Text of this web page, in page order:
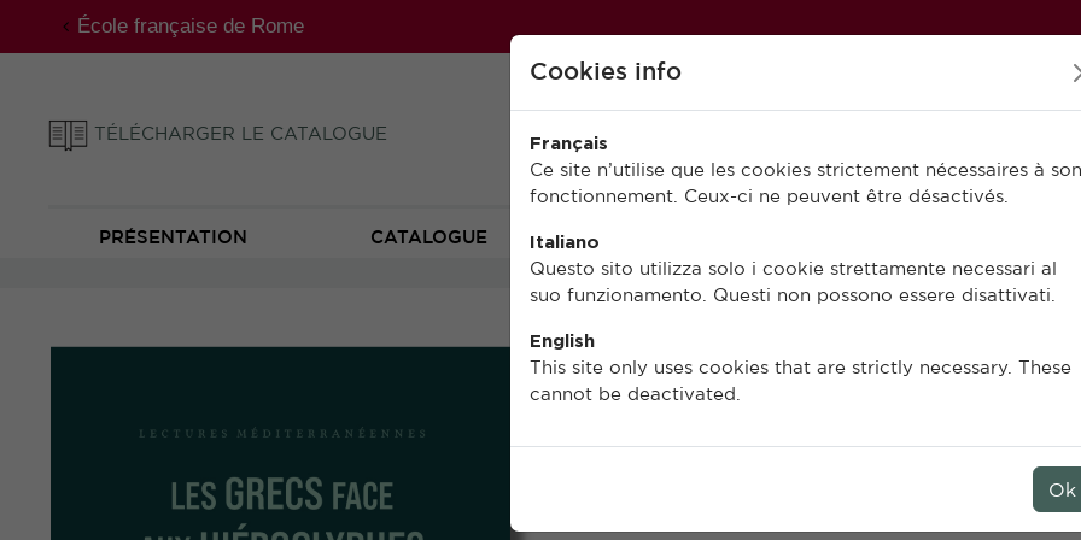
École française de Rome
TÉLÉCHARGER LE CATALOGUE
PRÉSENTATION CATALOGUE
Jean-Luc Fournet
Les Grecs face aux
De la mort d’une écriture à
Cookies info
Français
Ce site n’utilise que les cookies strictement nécessaires à son
fonctionnement. Ceux-ci ne peuvent être désactivés.
Italiano
Questo sito utilizza solo i cookie strettamente necessari al
suo funzionamento. Questi non possono essere disattivati.
English
This site only uses cookies that are strictly necessary. These
cannot be deactivated.
Ok